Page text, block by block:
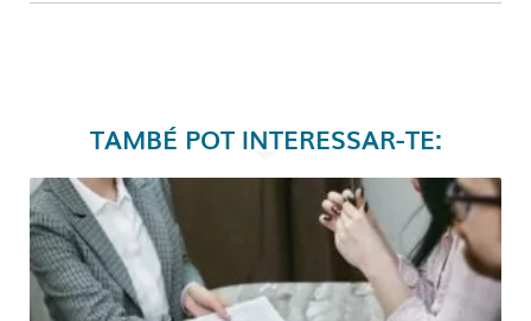
TAMBÉ POT INTERESSAR-TE: